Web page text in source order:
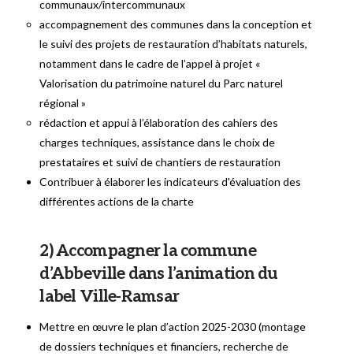
communaux/intercommunaux
accompagnement des communes dans la conception et
le suivi des projets de restauration d’habitats naturels,
notamment dans le cadre de l’appel à projet «
Valorisation du patrimoine naturel du Parc naturel
régional »
rédaction et appui à l’élaboration des cahiers des
charges techniques, assistance dans le choix de
prestataires et suivi de chantiers de restauration
Contribuer à élaborer les indicateurs d'évaluation des
différentes actions de la charte
2) Accompagner la commune
d’Abbeville dans l’animation du
label Ville-Ramsar
Mettre en œuvre le plan d’action 2025-2030 (montage
de dossiers techniques et financiers, recherche de